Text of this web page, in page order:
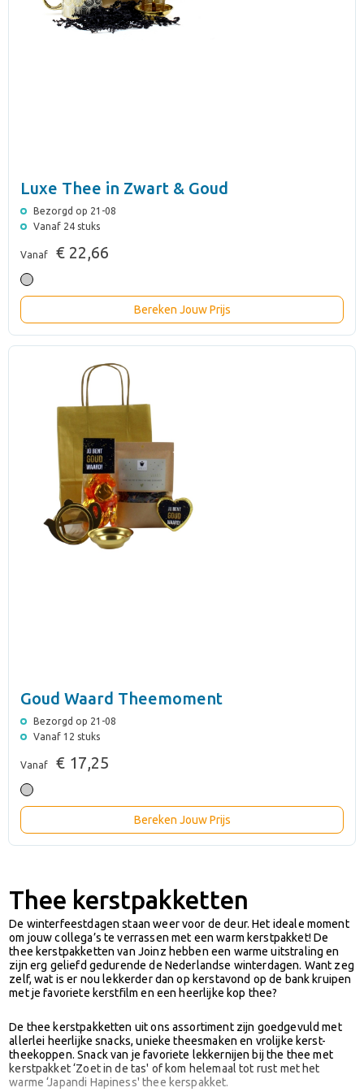
Luxe Thee in Zwart & Goud
Bezorgd op 21-08
Vanaf 24 stuks
Vanaf € 22,66
Bereken Jouw Prijs
Goud Waard Theemoment
Bezorgd op 21-08
Vanaf 12 stuks
Vanaf € 17,25
Bereken Jouw Prijs
Thee kerstpakketten
De winterfeestdagen staan weer voor de deur. Het ideale moment
om jouw collega’s te verrassen met een warm kerstpakket! De
thee kerstpakketten van Joinz hebben een warme uitstraling en
zijn erg geliefd gedurende de Nederlandse winterdagen. Want zeg
zelf, wat is er nou lekkerder dan op kerstavond op de bank kruipen
met je favoriete kerstfilm en een heerlijke kop thee?
De thee kerstpakketten uit ons assortiment zijn goedgevuld met
allerlei heerlijke snacks, unieke theesmaken en vrolijke kerst-
theekoppen. Snack van je favoriete lekkernijen bij the thee met
kerstpakket ‘Zoet in de tas' of kom helemaal tot rust met het
warme ‘Japandi Hapiness' thee kerspakket.